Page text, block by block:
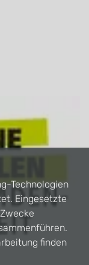
Technologien
Eingesetzte
finden